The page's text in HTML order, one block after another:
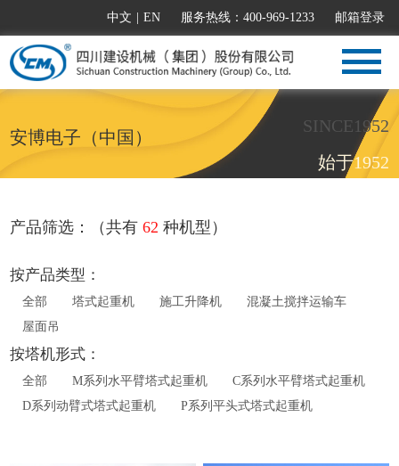
中文 EN 服务热线：400-969-1233 邮箱登录
安博电子（中国）
SINCE1952
始于1952
产品筛选：（共有62 种机型）
按产品类型：
全部 塔式起重机 施工升降机
混凝土搅拌运输车
屋面吊
按塔机形式：
全部 M系列水平臂塔式起重机
C系列水平臂塔式起重机
D系列动臂式塔式起重机
P系列平头式塔式起重机